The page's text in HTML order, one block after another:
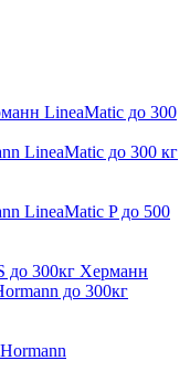
LineaMatic до 300 кг
LineaMatic P до 500
до 300кг